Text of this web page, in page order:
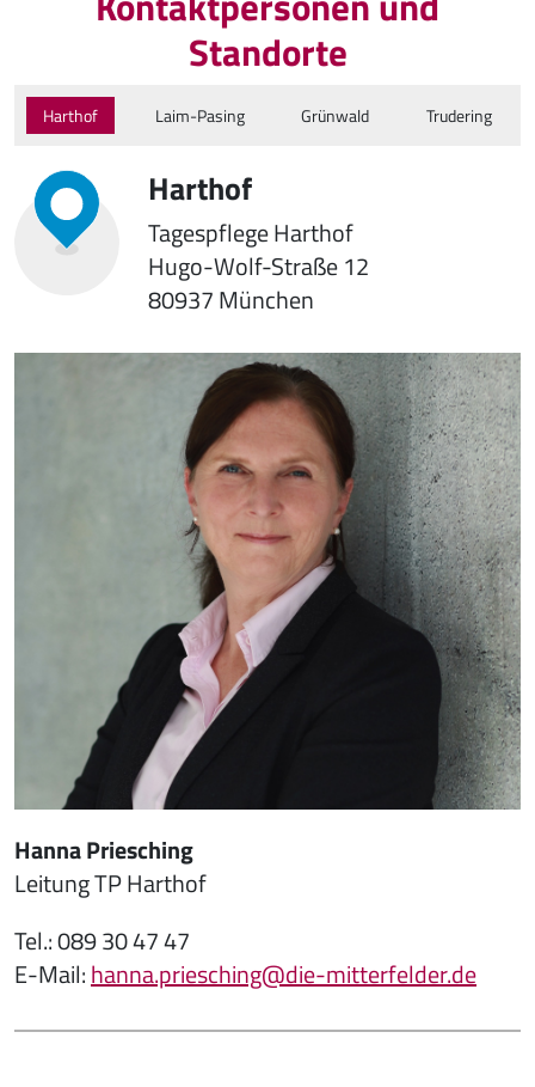
Standorte
Harthof Laim-Pasing Grünwald Trudering
Harthof
Tagespflege Harthof
Hugo-Wolf-Straße 12
80937 München
Hanna Priesching
Leitung TP Harthof
Tel.: 089 30 47 47
E-Mail:hanna.priesching@die-mitterfelder.de